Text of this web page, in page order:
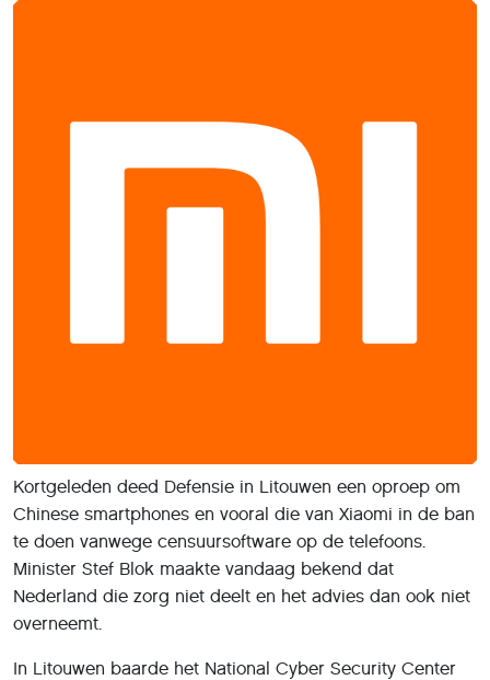
Kortgeleden deed Defensie in Litouwen een oproep om
Chinese smartphones en vooral die van Xiaomi in de ban
te doen vanwege censuursoftware op de telefoons.
Minister Stef Blok maakte vandaag bekend dat
Nederland die zorg niet deelt en het advies dan ook niet
overneemt.
In Litouwen baarde het National Cyber Security Center